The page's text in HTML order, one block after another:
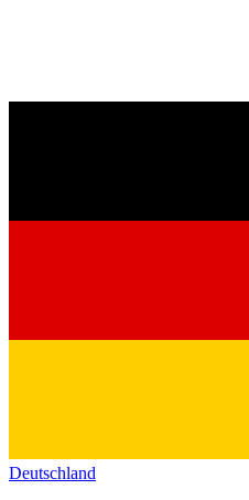
Deutschland